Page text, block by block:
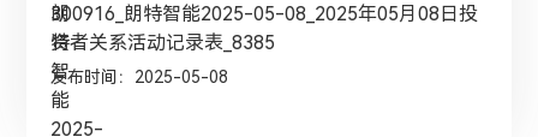
300916_朗特智能2025-05-08_2025年05月08日投
资者关系活动记录表_8385
发布时间：2025-05-08